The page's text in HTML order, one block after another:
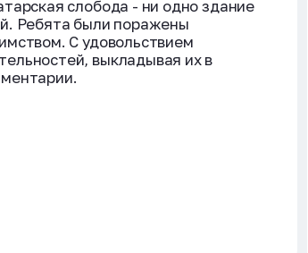
слобода - ни одно здание
Ребята были поражены
С удовольствием
выкладывая их в